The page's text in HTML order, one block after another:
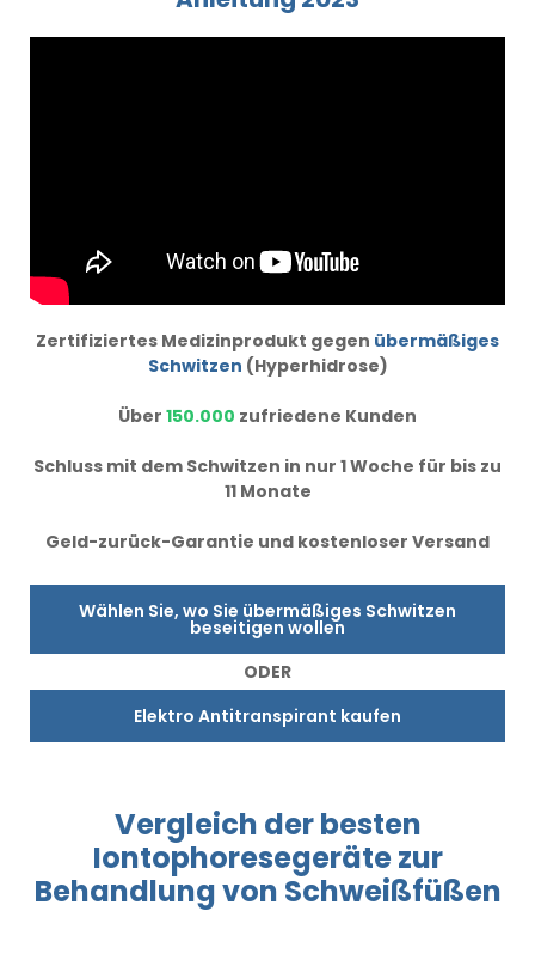
Zertifiziertes Medizinprodukt gegen übermäßiges
Schwitzen (Hyperhidrose)
Über 150.000 zufriedene Kunden
Schluss mit dem Schwitzen in nur 1 Woche für bis zu
11 Monate
Geld-zurück-Garantie und kostenloser Versand
Wählen Sie, wo Sie übermäßiges Schwitzen
beseitigen wollen
ODER
Elektro Antitranspirant kaufen
Vergleich der besten
Iontophoresegerätezur
Behandlungvon Schweißfüßen